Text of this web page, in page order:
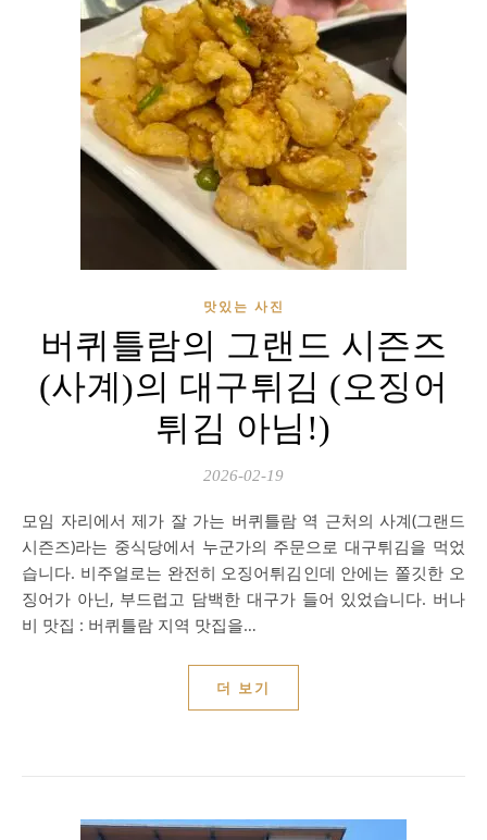
맛있는 사진
버퀴틀람의 그랜드 시즌즈
(사계)의 대구튀김 (오징어
튀김 아님!)
2026-02-19
모임 자리에서 제가 잘 가는 버퀴틀람 역 근처의 사계(그랜드
시즌즈)라는 중식당에서 누군가의 주문으로 대구튀김을 먹었
습니다. 비주얼로는 완전히 오징어튀김인데 안에는 쫄깃한 오
징어가 아닌, 부드럽고 담백한 대구가 들어 있었습니다. 버나
비 맛집 : 버퀴틀람 지역 맛집을…
더 보기